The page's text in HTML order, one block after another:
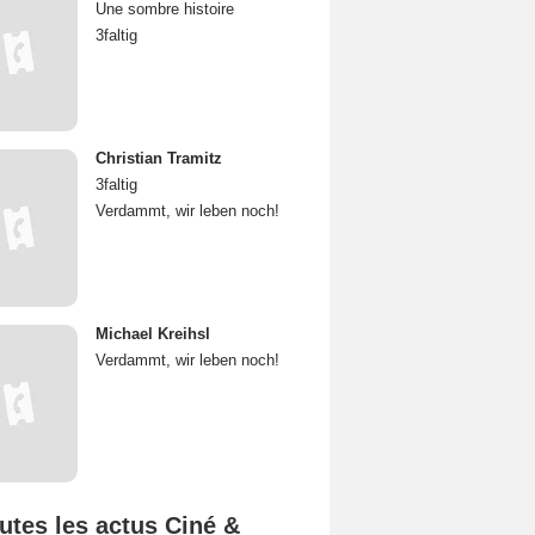
Une sombre histoire
3faltig
Christian Tramitz
3faltig
Verdammt, wir leben noch!
Michael Kreihsl
Verdammt, wir leben noch!
les actus Ciné &